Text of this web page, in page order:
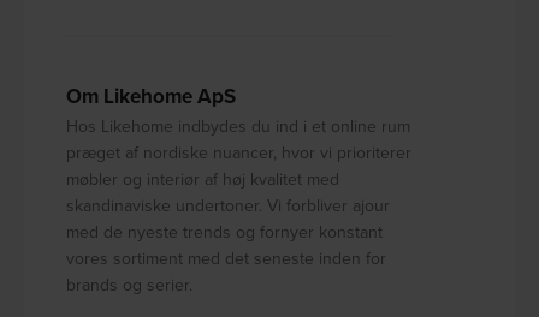
Om Likehome ApS
Hos Likehome indbydes du ind i et online rum
præget af nordiske nuancer, hvor vi prioriterer
møbler og interiør af høj kvalitet med
skandinaviske undertoner. Vi forbliver ajour
med de nyeste trends og fornyer konstant
vores sortiment med det seneste inden for
brands og serier.